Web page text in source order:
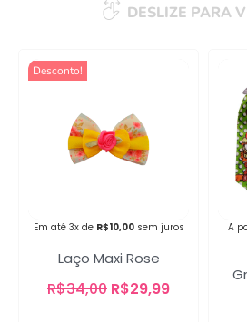
DESLIZE PARA
Desconto!
Em até 3x de R$10,00 sem juros
Laço Maxi Rose
R$34,00 R$29,99
A
Campanha